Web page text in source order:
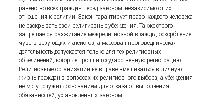
равенство всех граждан перед законом, независимо от их
отношения к религии. Закон гарантирует право каждого человека
не раскрывать свои религиозные убеждения. Также строго
запрещается разжигание межрелигиозной вражды, оскорбление
чувств верующих и атеистов, а массовая проповедническая
деятельность допускается только для тех религиозных
объединений, которые прошли государственную регистрацию.
Религиозные организации не вправе вмешиваться в личную
жизнь граждан в вопросах их религиозного выбора, а убеждения
не могут служить основанием для отказа от выполнения
обязанностей, установленных законом.